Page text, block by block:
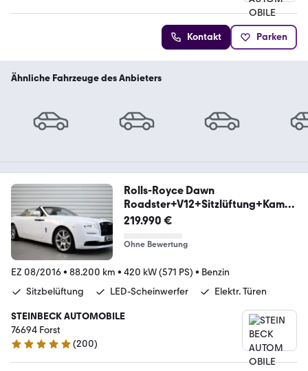
Kontakt Parken
Ähnliche Fahrzeuge des Anbieters
Rolls-Royce Dawn
Roadster+V12+Sitzlüftung+Kamer
a+LED
219.990 €
Ohne Bewertung
EZ 08/2016• 88.200 km • 420 kW (571 PS) • Benzin
Sitzbelüftung
LED-Scheinwerfer Elektr. Türen
STEINBECK AUTOMOBILE
76694 Forst
4.8 Sterne
(200)